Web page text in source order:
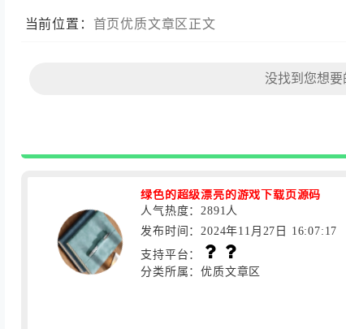
当前位置： 首页优质文章区 正文
绿色的超级漂亮的游戏下载页源码
人气热度：2891人
发布时间：2024年11月27日 16:07:17
支持平台：
分类所属：优质文章区